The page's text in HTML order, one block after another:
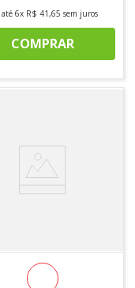
até 6x R$ 41,65 sem juros
COMPRAR